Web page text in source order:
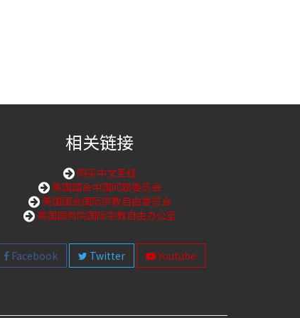
相关链接
购买中文圣经
美国国会中国问题委员会
美国国会国际宗教自由委员会
美国国务院国际宗教自由办公室
Facebook Twitter Youtube